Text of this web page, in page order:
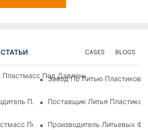
BLOGS
CASES
Пластмасс Под Давлением С Обширным
Завод По Литью
Пластиковых Деталей Для
Поставщик Литья
Под Давлением Для
Производитель Литьевых